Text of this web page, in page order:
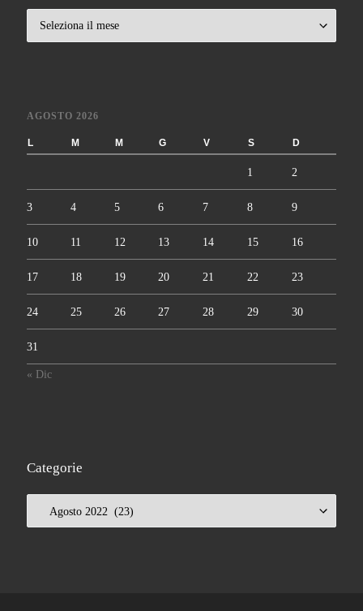
AGOSTO 2026
L M M G V S D
1 2
3 4 5 6 7 8 9
10 11 12 13 14 15 16
17 18 19 20 21 22 23
24 25 26 27 28 29 30
31
« Dic
Categorie